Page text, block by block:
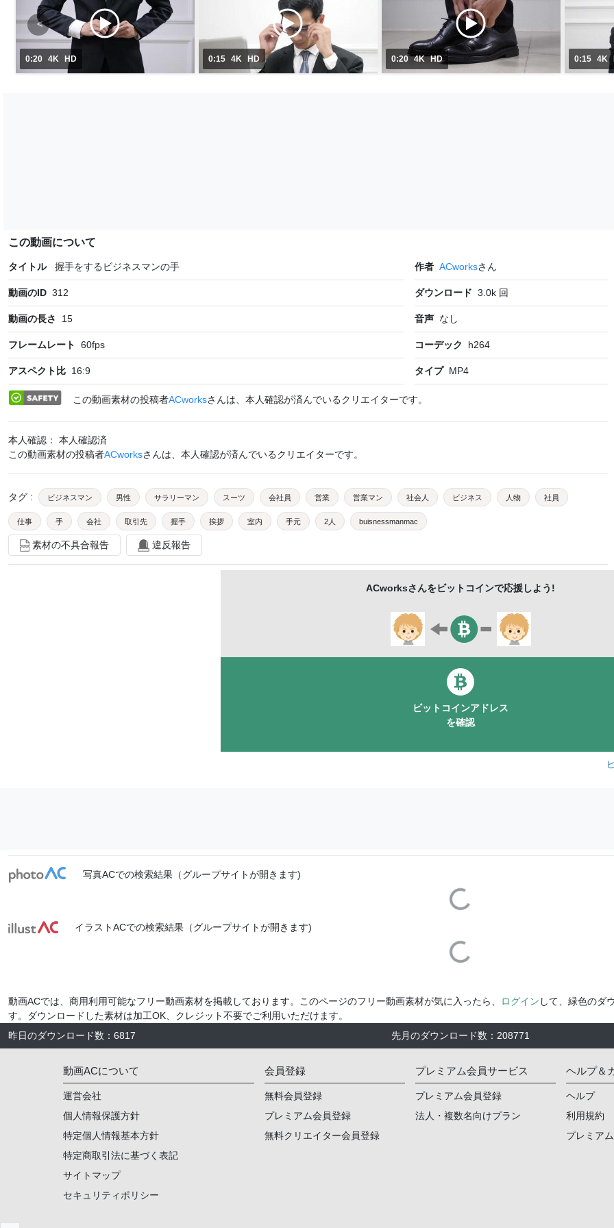
0:20 4K HD 0:15 4K HD 0:20 4K HD 0:15 4K
この動画について
タイトル 握手をするビジネスマンの手
動画のID 312
動画の長さ 15
フレームレート 60fps
アスペクト比 16:9
作者 ACworksさん
ダウンロード 3.0k 回
音声 なし
コーデック h264
タイプ MP4
この動画素材の投稿者ACworksさんは、本人確認が済んでいるクリエイターです。
本人確認： 本人確認済
この動画素材の投稿者ACworksさんは、本人確認が済んでいるクリエイターです。
タグ : ビジネスマン 男性 サラリーマン スーツ 会社員 営業 営業マン 社会人 ビジネス 人物 社員
仕事 手 会社 取引先 握手 挨拶 室内 手元 2人 buisnessmanmac
素材の不具合報告 違反報告
ACworksさんをビットコインで応援しよう!
ビットコインアドレス
を確認
写真ACでの検索結果（グループサイトが開きます)
Loading...
イラストACでの検索結果（グループサイトが開きます)
Loading...
動画ACでは、商用利用可能なフリー動画素材を掲載しております。このページのフリー動画素材が気に入ったら、 ログイン して、緑色のダ
す。ダウンロードした素材は加工OK、クレジット不要でご利用いただけます。
昨日のダウンロード数 ： 6817 先月のダウンロード数 ： 208771
動画ACについて
運営会社
個人情報保護方針
特定個人情報基本方針
特定商取引法に基づく表記
サイトマップ
セキュリティポリシー
会員登録
無料会員登録
プレミアム会員登録
無料クリエイター会員登録
プレミアム会員サービス
プレミアム会員登録
法人・複数名向けプラン
ヘルプ＆
ヘルプ
利用規約
プレミア